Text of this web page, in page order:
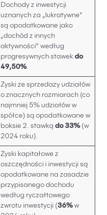
Dochody z inwestycji
uznanych za „lukratywne”
są opodatkowane jako
„dochód z innych
aktywności” według
progresywnych stawek do
49,50%.
Zyski ze sprzedaży udziałów
o znacznych rozmiarach (co
najmniej 5% udziałów w
spółce) są opodatkowane w
boksie 2. stawką do 33%(w
2024 roku).
Zyski kapitałowe z
oszczędności i inwestycji są
opodatkowane na zasadzie
przypisanego dochodu
według ryczałtowego
zwrotu inwestycji (36%w